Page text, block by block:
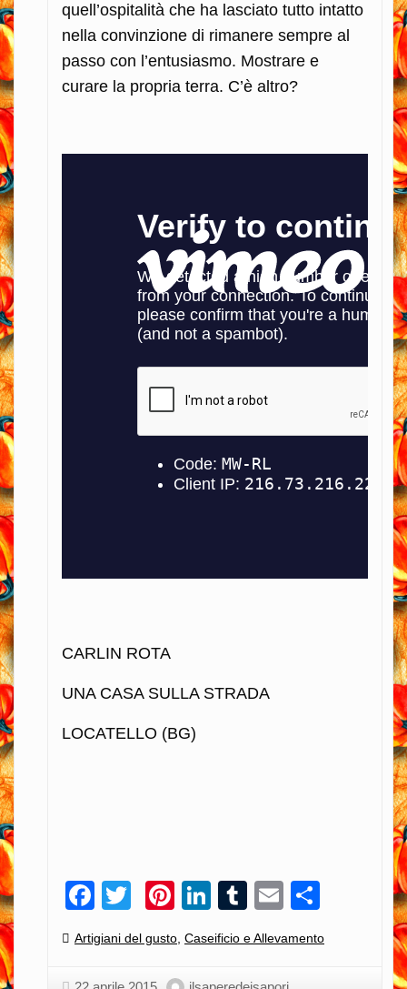
quell’ospitalità che ha lasciato tutto intatto
nella convinzione di rimanere sempre al
passo con l’entusiasmo. Mostrare e
curare la propria terra. C’è altro?
CARLIN ROTA
UNA CASA SULLA STRADA
LOCATELLO (BG)
Facebook
TwitterPinterest
LinkedIn
Tumblr
Email
Categories:
Artigiani del gusto, Caseificio e Allevamento